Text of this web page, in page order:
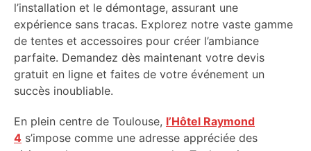
l’installation et le démontage, assurant une
expérience sans tracas. Explorez notre vaste gamme
de tentes et accessoires pour créer l’ambiance
parfaite. Demandez dès maintenant votre devis
gratuit en ligne et faites de votre événement un
succès inoubliable.
En plein centre de Toulouse, l’Hôtel Raymond
4 s’impose comme une adresse appréciée des